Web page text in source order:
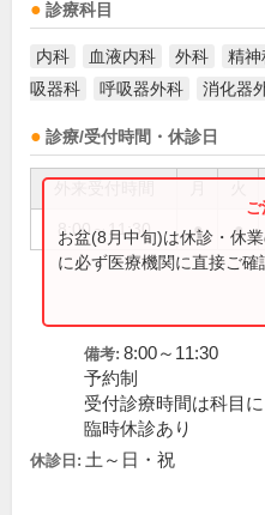
診療科目
内科 血液内科 外科 精神
吸器科
呼吸器外科 消化器
診療/受付時間・休診日
8:00～11:30 ● ●
お盆(8月中旬)は休診・休
に必ず医療機関に直接ご確
備考: 8:00～11:30
予約制
受付診療時間は科目
臨時休診あり
休診日: 土～日・祝